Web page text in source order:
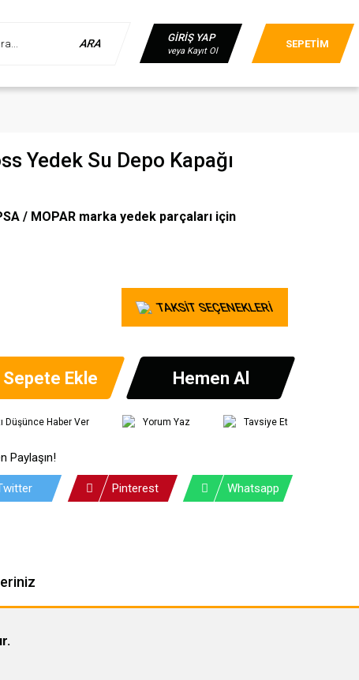
ARA GİRİŞ YAP
veya Kayıt Ol
SEPETİM
Yedek Su Depo Kapağı
/ MOPAR marka yedek parçaları için
TAKSİT SEÇENEKLERİ
Sepete Ekle Hemen Al
Düşünce Haber Ver Yorum Yaz Tavsiye Et
Paylaşın!
Pinterest Whatsapp